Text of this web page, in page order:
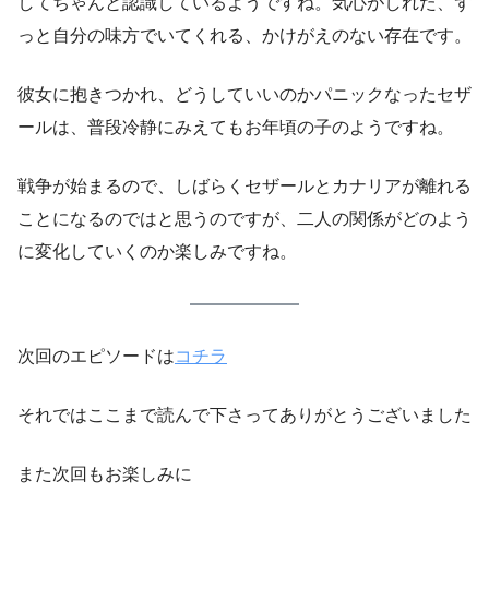
っと自分の味方でいてくれる、かけがえのない存在です。
彼女に抱きつかれ、どうしていいのかパニックなったセザ
ールは、普段冷静にみえてもお年頃の子のようですね。
戦争が始まるので、しばらくセザールとカナリアが離れる
ことになるのではと思うのですが、二人の関係がどのよう
に変化していくのか楽しみですね。
次回のエピソードはコチラ
それではここまで読んで下さってありがとうございました
また次回もお楽しみに